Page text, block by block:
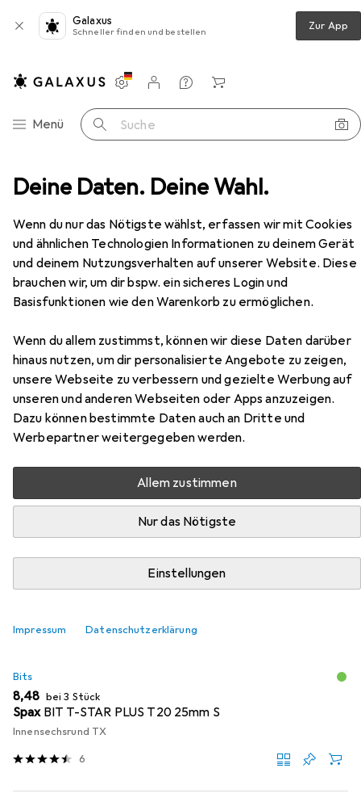
Deine Daten. Deine Wahl.
Wenn du nur das Nötigste wählst, erfassen wir mit Cookies
und ähnlichen Technologien Informationen zu deinem Gerät
und deinem Nutzungsverhalten auf unserer Website. Diese
brauchen wir, um dir bspw. ein sicheres Login und
Basisfunktionen wie den Warenkorb zu ermöglichen.
Wenn du allem zustimmst, können wir diese Daten darüber
hinaus nutzen, um dir personalisierte Angebote zu zeigen,
unsere Webseite zu verbessern und gezielte Werbung auf
unseren und anderen Webseiten oder Apps anzuzeigen.
Dazu können bestimmte Daten auch an Dritte und
Werbepartner weitergegeben werden.
Allem zustimmen
Nur das Nötigste
Einstellungen
Impressum Datenschutzerklärung
Galaxus
Schneller finden und bestellen Zur App
Navigation nach Kategorien
Menü Suche
Einstellungen
Kundenkonto
Vergleichslisten
Merklisten
Warenkorb
Spax Senkmultikopf T-Star Plus T20 Vollgewinde Wirox
Spax Senkmultikopf T-Star Plus T20
Vollgewinde Wirox
Zubehör für Spax Senkmultikopf
T-Star Plus T20 Vollgewinde
Wirox
Hier findest du passendes Zubehör zum Produkt Spax
Senkmultikopf T-Star Plus T20 Vollgewinde Wirox aus den
Kategorien Bits und Dübel.
Beliebt Bits Spax Dübel
Bits
EUR
8,48 bei 3 Stück
Spax BIT T-STAR PLUS T20 25mm S
Innensechsrund TX
6